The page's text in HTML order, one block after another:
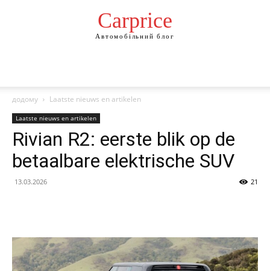
Сarprice
Автомобільний блог
додому Laatste nieuws en artikelen
Laatste nieuws en artikelen
Rivian R2: eerste blik op de
betaalbare elektrische SUV
13.03.2026 21